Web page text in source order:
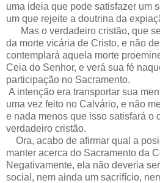
uma ideia que pode satisfazer um
um que rejeite a doutrina da
Mas o verdadeiro cristão, que
da morte vicária de Cristo, e não
contemplará aquela morte
Ceia do Senhor, e verá sua fé
participação no Sacramento.
A intenção era transportar sua
uma vez feito no Calvário, e não
e nada menos que isso satisfará o
verdadeiro cristão.
Ora, acabo de afirmar qual a
manter acerca do Sacramento da
Negativamente, ela não deveria
social, nem ainda um sacrifício,